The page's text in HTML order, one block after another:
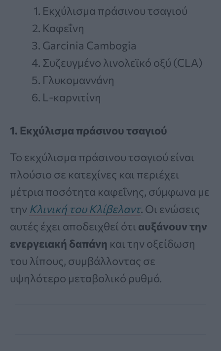
Εκχύλισμα πράσινου τσαγιού
Καφεΐνη
Garcinia Cambogia
Συζευγμένο λινολεϊκό οξύ (CLA)
Γλυκομαννάνη
L-καρνιτίνη
1. Εκχύλισμα πράσινου τσαγιού
Το εκχύλισμα πράσινου τσαγιού είναι
πλούσιο σε κατεχίνες και περιέχει
μέτρια ποσότητα καφεΐνης, σύμφωνα με
την Κλινική του Κλίβελαντ. Οι ενώσεις
αυτές έχει αποδειχθεί ότι αυξάνουν την
ενεργειακή δαπάνη και την οξείδωση
του λίπους, συμβάλλοντας σε
υψηλότερο μεταβολικό ρυθμό.